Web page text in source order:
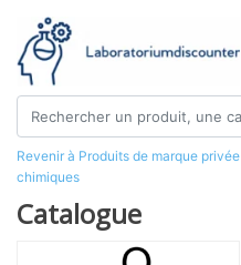
Revenir à Produits de marque privée
chimiques
Catalogue